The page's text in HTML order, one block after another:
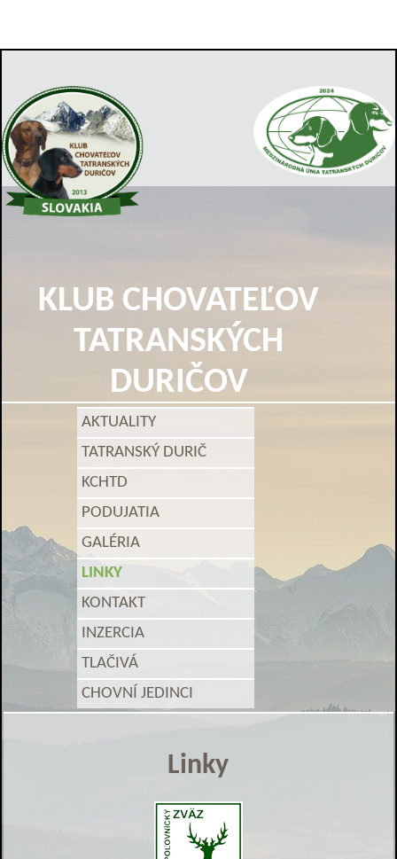
KLUB CHOVATEĽOV
TATRANSKÝCH
DURIČOV
AKTUALITY
TATRANSKÝ DURIČ
KCHTD
PODUJATIA
GALÉRIA
LINKY
KONTAKT
INZERCIA
TLAČIVÁ
CHOVNÍ JEDINCI
Linky